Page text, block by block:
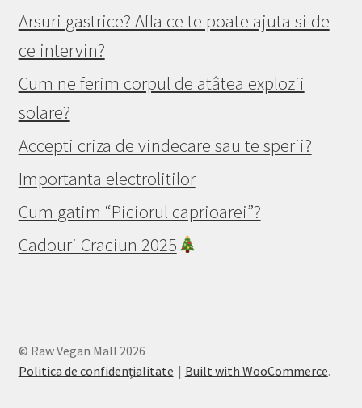
Arsuri gastrice? Afla ce te poate ajuta si de
ce intervin?
Cum ne ferim corpul de atâtea explozii
solare?
Accepti criza de vindecare sau te sperii?
Importanta electrolitilor
Cum gatim “Piciorul caprioarei”?
Cadouri Craciun 2025
© Raw Vegan Mall 2026
Politica de confidențialitate
Built with WooCommerce.